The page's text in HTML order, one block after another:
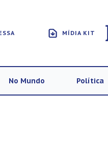
MÍDIA KIT
No Mundo Política